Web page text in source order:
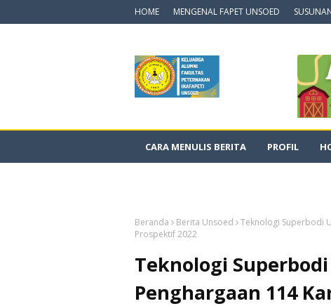
HOME MENGENAL FAPET UNSOED
CARA MENULIS BERITA PROFIL
Beranda Berita Unsoed
Teknologi Superbodi
Prospektif 2022
Teknologi
Penghargaan 114